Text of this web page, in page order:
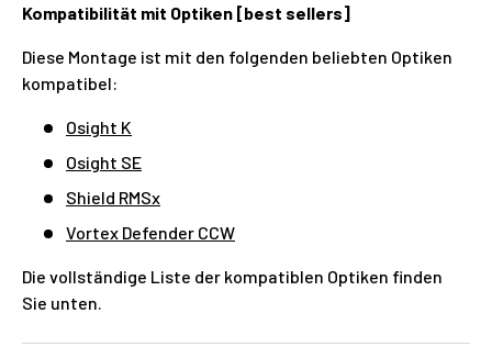
Kompatibilität mit Optiken [best sellers]
Diese Montage ist mit den folgenden beliebten Optiken
kompatibel:
Osight K
Osight SE
Shield RMSx
Vortex Defender CCW
Die vollständige Liste der kompatiblen Optiken finden
Sie unten.